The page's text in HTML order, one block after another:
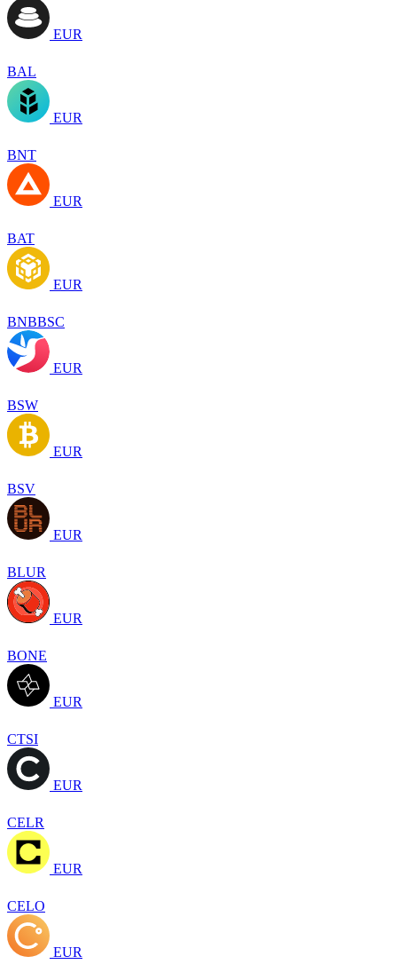
EUR
BAL
EUR
BNT
EUR
BAT
EUR
BNBBSC
EUR
BSW
EUR
BSV
EUR
BLUR
EUR
BONE
EUR
CTSI
EUR
CELR
EUR
CELO
EUR